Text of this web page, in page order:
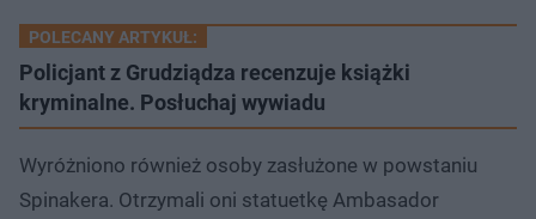
POLECANY ARTYKUŁ:
Policjant z Grudziądza recenzuje książki
kryminalne. Posłuchaj wywiadu
Wyróżniono również osoby zasłużone w powstaniu
Spinakera. Otrzymali oni statuetkę Ambasador